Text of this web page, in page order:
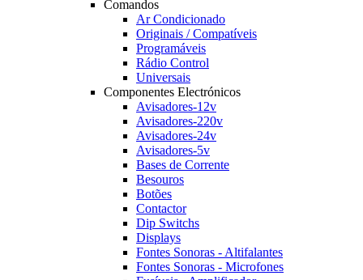
Comandos
Ar Condicionado
Originais / Compatíveis
Programáveis
Rádio Control
Universais
Componentes Electrónicos
Avisadores-12v
Avisadores-220v
Avisadores-24v
Avisadores-5v
Bases de Corrente
Besouros
Botões
Contactor
Dip Switchs
Displays
Fontes Sonoras - Altifalantes
Fontes Sonoras - Microfones